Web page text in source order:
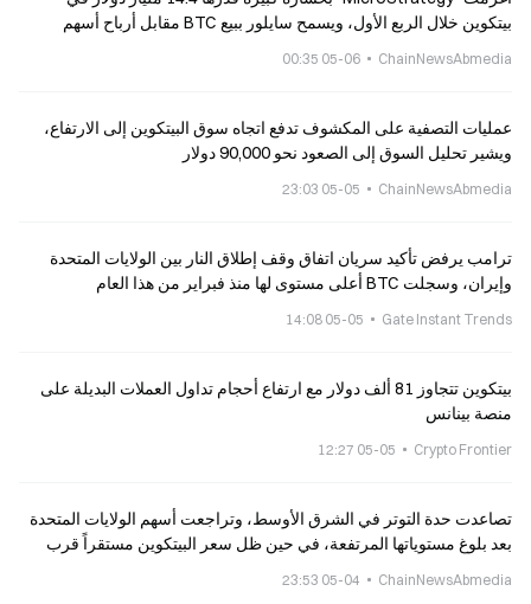
بيتكوين خلال الربع الأول، ويسمح سايلور ببيع BTC مقابل أرباح أسهم
ChainNewsAbmedia
05-06 00:35
عمليات التصفية على المكشوف تدفع اتجاه سوق البيتكوين إلى الارتفاع،
ويشير تحليل السوق إلى الصعود نحو 90,000 دولار
ChainNewsAbmedia
05-05 23:03
ترامب يرفض تأكيد سريان اتفاق وقف إطلاق النار بين الولايات المتحدة
وإيران، وسجلت BTC أعلى مستوى لها منذ فبراير من هذا العام
Gate Instant Trends
05-05 14:08
بيتكوين تتجاوز 81 ألف دولار مع ارتفاع أحجام تداول العملات البديلة على
منصة بينانس
Crypto Frontier
05-05 12:27
تصاعدت حدة التوتر في الشرق الأوسط، وتراجعت أسهم الولايات المتحدة
بعد بلوغ مستوياتها المرتفعة، في حين ظل سعر البيتكوين مستقراً قرب
ChainNewsAbmedia
05-04 23:53